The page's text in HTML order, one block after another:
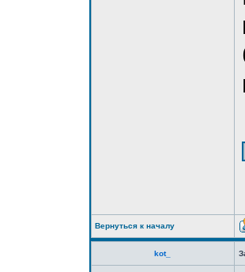
Вернуться к началу
kot_